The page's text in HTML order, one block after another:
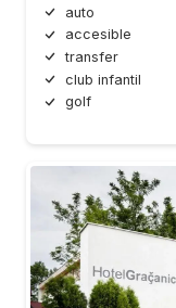
auto
accesible
transfer
club infantil
golf